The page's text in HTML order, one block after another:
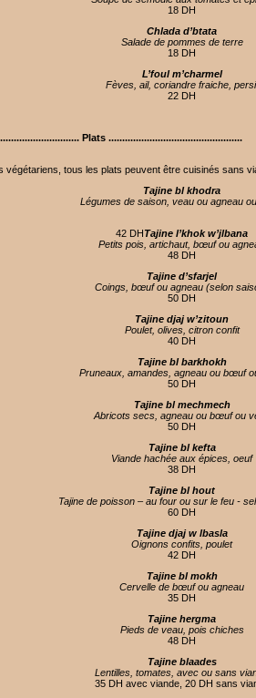
18 DH
Chlada d’btata
Salade de pommes de terre
18 DH
L’foul m’charmel
Fèves, ail, coriandre fraiche,
22 DH
Plats .................................................
végétariens, tous les plats peuvent être cuisinés sans
Tajine bl khodra
Légumes de saison, veau ou agneau
42 DHTajine l’khok w’jlbana
Petits pois, artichaut, bœuf ou
48 DH
Tajine d’sfarjel
Coings, bœuf ou agneau (selon
50 DH
Tajine djaj w’zitoun
Poulet, olives, citron confit
40 DH
Tajine bl barkhokh
Pruneaux, amandes, agneau ou bœuf
50 DH
Tajine bl mechmech
Abricots secs, agneau ou bœuf ou
50 DH
Tajine bl kefta
Viande hachée aux épices, oeuf
38 DH
Tajine bl hout
Tajine de poisson – au four ou sur le feu -
60 DH
Tajine djaj w lbasla
Oignons confits, poulet
42 DH
Tajine bl mokh
Cervelle de bœuf ou agneau
35 DH
Tajine hergma
Pieds de veau, pois chiches
48 DH
Tajine blaades
Lentilles, tomates, avec ou sans
35 DH avec viande, 20 DH sans